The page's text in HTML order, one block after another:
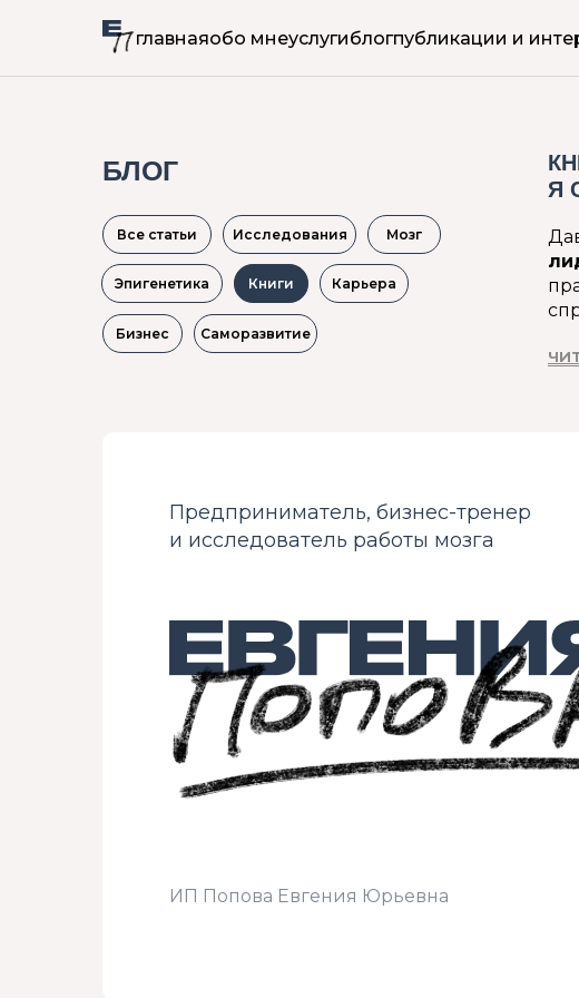
главнаяобо мнеуслугиблогпубликации и
БЛОГ
Я
Все статьи Исследования Мозг
Эпигенетика Книги
Бизнес Саморазвитие
Карьера
Предприниматель, бизнес-тренер
и исследователь работы мозга
ИП Попова Евгения Юрьевна